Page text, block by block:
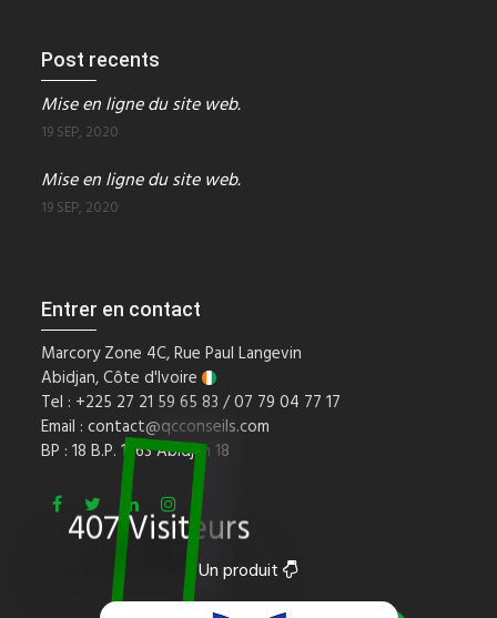
Post recents
Mise en ligne du site web.
19 SEP, 2020
Mise en ligne du site web.
19 SEP, 2020
Entrer en contact
Marcory Zone 4C, Rue Paul Langevin
Abidjan, Côte d'Ivoire
Tel : +225 27 21 59 65 83 / 07 79 04 77 17
Email :contact@qcconseils.com
BP : 18 B.P. 1563 Abidjan 18
407 Visiteurs
Un produit